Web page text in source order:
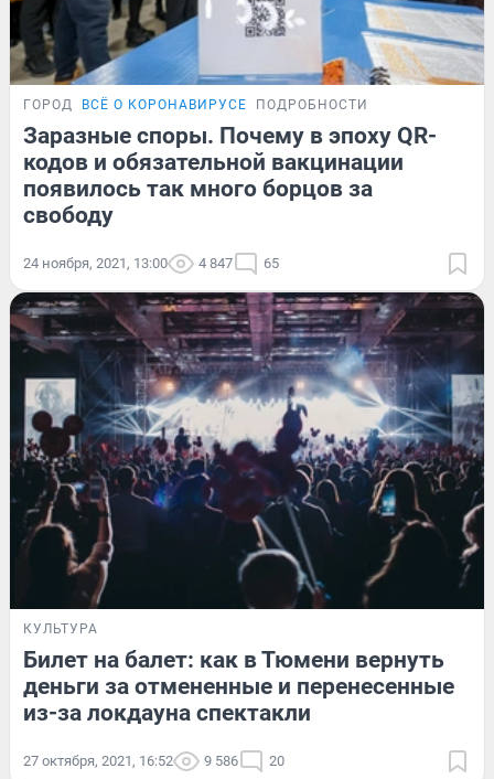
ГОРОД ВСЁ О КОРОНАВИРУСЕ ПОДРОБНОСТИ
Заразные споры. Почему в эпоху QR-
кодов и обязательной вакцинации
появилось так много борцов за
свободу
24 ноября, 2021, 13:00 4 847 65
КУЛЬТУРА
Билет на балет: как в Тюмени вернуть
деньги за отмененные и перенесенные
из-за локдауна спектакли
27 октября, 2021, 16:52 9 586 20